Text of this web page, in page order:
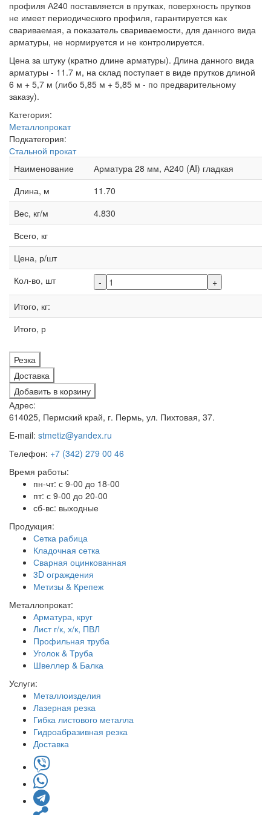
профиля А240 поставляется в прутках, поверхность прутков
не имеет периодического профиля, гарантируется как
свариваемая, а показатель свариваемости, для данного вида
арматуры, не нормируется и не контролируется.
Цена за штуку (кратно длине арматуры). Длина данного вида
арматуры - 11.7 м, на склад поступает в виде прутков длиной
6 м + 5,7 м (либо 5,85 м + 5,85 м - по предварительному
заказу).
Категория:
Металлопрокат
Подкатегория:
Стальной прокат
Наименование
Арматура 28 мм, А240 (AI) гладкая
Длина, м
11.70
Вес, кг/м
4.830
Всего, кг
Цена, р/шт
Кол-во, шт
-
+
Итого, кг:
Итого, р
Резка
Доставка
Добавить в корзину
Адрес:
614025, Пермский край, г. Пермь, ул. Пихтовая, 37.
E-mail: stmetiz@yandex.ru
Телефон: +7 (342) 279 00 46
Время работы:
пн-чт: с 9-00 до 18-00
пт: с 9-00 до 20-00
сб-вс: выходные
Продукция:
Сетка рабица
Кладочная сетка
Сварная оцинкованная
3D ограждения
Метизы & Крепеж
Металлопрокат:
Арматура, круг
Лист г/к, х/к, ПВЛ
Профильная труба
Уголок & Труба
Швеллер & Балка
Услуги:
Металлоизделия
Лазерная резка
Гибка листового металла
Гидроабразивная резка
Доставка